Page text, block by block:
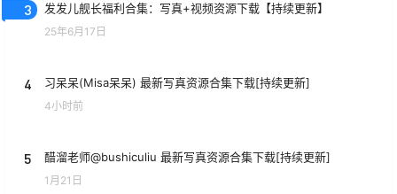
3 发发儿舰长福利合集：写真+视频资源下载【持续更新】
25年6月17日
4 习呆呆(Misa呆呆) 最新写真资源合集下载[持续更新]
4小时前
5 醋溜老师@bushiculiu 最新写真资源合集下载[持续更新]
1月21日